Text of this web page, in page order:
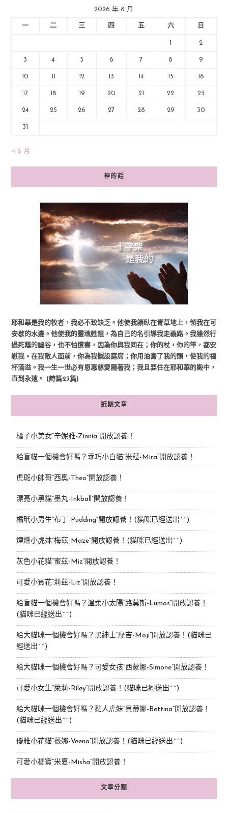
2026 年 8 月
一 二 三 四 五 六 日
1 2
3 4 5 6 7 8 9
10 11 12 13 14 15 16
17 18 19 20 21 22 23
24 25 26 27 28 29 30
31
« 6 月
神的話
耶和華是我的牧者，我必不致缺乏。他使我躺臥在青草地上，領我在可
安歇的水邊。他使我的靈魂甦醒，為自己的名引導我走義路。我雖然行
過死蔭的幽谷，也不怕遭害，因為你與我同在；你的杖，你的竿，都安
慰我。在我敵人面前，你為我擺設筵席；你用油膏了我的頭，使我的福
杯滿溢。我一生一世必有恩惠慈愛隨著我；我且要住在耶和華的殿中，
直到永遠。 (詩篇23篇)
近期文章
橘子小美女“辛妮雅-Zinnia”開放認養！
給盲貓一個機會好嗎？乖巧小白貓“米菈-Mira”開放認養！
虎斑小帥哥“西奧-Theo”開放認養！
漂亮小黑貓“墨丸-Inkball”開放認養！
橘玳小男生“布丁-Pudding”開放認養！(貓咪已經送出^^)
煙燻小虎妹“梅茲-Maze”開放認養！(貓咪已經送出^^)
灰色小花貓“蜜茲-Miz”開放認養！
可愛小賓花“莉茲-Liz”開放認養！
給盲貓一個機會好嗎？溫柔小太陽“路莫斯-Lumos”開放認養！
(貓咪已經送出^^)
給大貓咪一個機會好嗎？黑紳士“摩吉-Moji”開放認養！(貓咪已
經送出^^)
給大貓咪一個機會好嗎？可愛女孩“西蒙娜-Simone“開放認養！
可愛小女生“萊莉-Riley”開放認養！(貓咪已經送出^^)
給大貓咪一個機會好嗎？黏人虎妹“貝蒂娜-Bettina”開放認養！
(貓咪已經送出^^)
優雅小花貓“薇娜-Veena”開放認養！(貓咪已經送出^^)
可愛小橘寶”米夏-Misha”開放認養！
文章分類